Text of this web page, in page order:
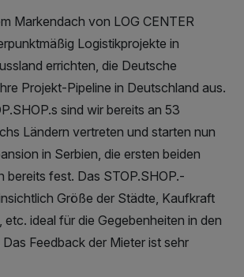
Markendach von LOG CENTER
Logistikprojekte in
errichten, die Deutsche
Projekt-Pipeline in Deutschland aus.
sind wir bereits an 53
Ländern vertreten und starten nun
in Serbien, die ersten beiden
bereits fest. Das STOP.SHOP.-
Größe der Städte, Kaufkraft
ideal für die Gegebenheiten in den
Feedback der Mieter ist sehr